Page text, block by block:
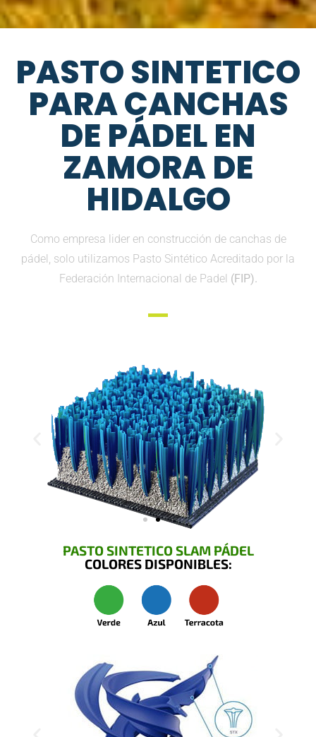
PASTO SINTETICO
PARA CANCHAS
DE PÁDEL EN
ZAMORA DE
HIDALGO
Como empresa lider en construcción de canchas de
pádel, solo utilizamos Pasto Sintético Acreditado por la
Federación Internacional de Padel (FIP).
PASTO SINTETICO SLAM PÁDEL
COLORES DISPONIBLES: